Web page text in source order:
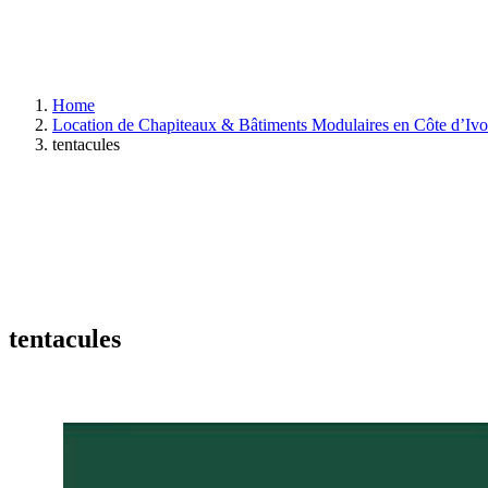
Home
Location de Chapiteaux & Bâtiments Modulaires en Côte
tentacules
tentacules